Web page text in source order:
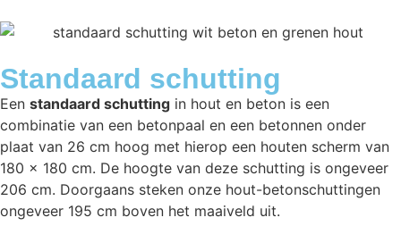
Standaard schutting
Een standaard schutting in hout en beton is een
combinatie van een betonpaal en een betonnen onder
plaat van 26 cm hoog met hierop een houten scherm van
180 x 180 cm. De hoogte van deze schutting is ongeveer
206 cm. Doorgaans steken onze hout-betonschuttingen
ongeveer 195 cm boven het maaiveld uit.